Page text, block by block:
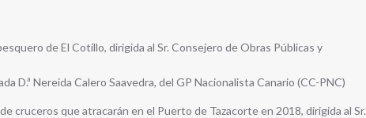
de El Cotillo, dirigida al Sr. Consejero de Obras Públicas y
D.ª Nereida Calero Saavedra, del GP Nacionalista Canario (CC-PNC)
cruceros que atracarán en el Puerto de Tazacorte en 2018, dirigida al Sr.